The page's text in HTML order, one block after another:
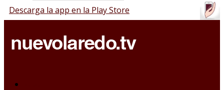
Descarga la app en la Play Store